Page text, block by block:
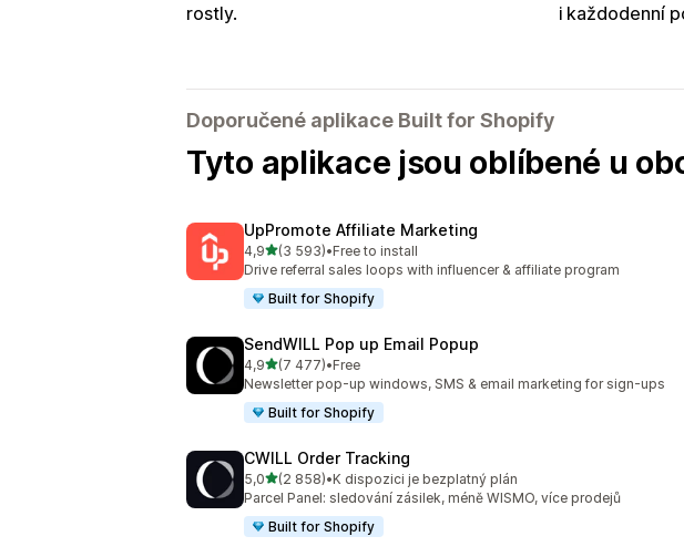
rostly.
i každodenní
Doporučené aplikace Built for Shopify
Tyto aplikace jsou oblíbené u
UpPromote Affiliate Marketing
4,9z 5 hvězd
(3 593)
Celkový počet recenzí: 3593
•Free to install
Drive referral sales loops with influencer & affiliate program
Built for Shopify
SendWILL Pop up Email Popup
4,9z 5 hvězd
(7 477)
Celkový počet recenzí: 7477
•Free
Newsletter pop-up windows, SMS & email marketing for sign-ups
Built for Shopify
CWILL Order Tracking
5,0z 5 hvězd
(2 858)
Celkový počet recenzí: 2858
•K dispozici je bezplatný plán
Parcel Panel: sledování zásilek, méně WISMO, více prodejů
Built for Shopify